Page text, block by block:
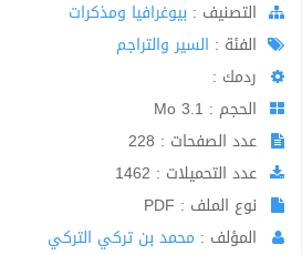
اﻟﺘﺼﻨﻴﻒ : بيوغرافيا ومذكرات
الفئة : السير والتراجم
ردمك :
الحجم : 3.1 Mo
عدد الصفحات : 228
عدد التحميلات : 1462
نوع الملف : PDF
المؤلف : محمد بن تركي التركي